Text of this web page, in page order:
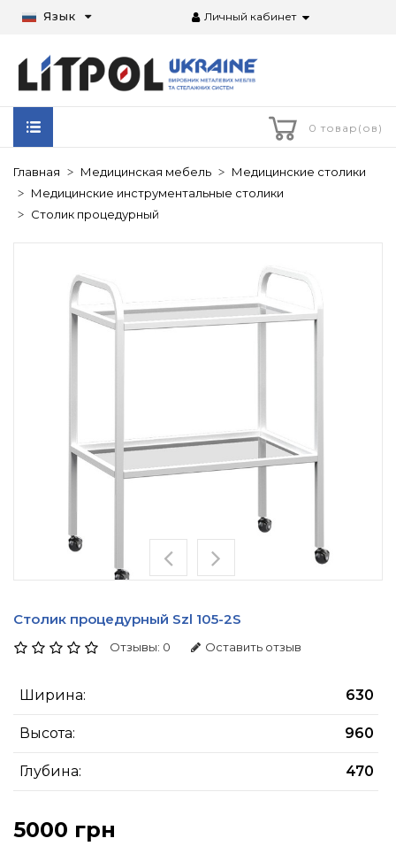
Язык Личный кабинет
0 товар(ов)
Главная Медицинская мебель
Медицинские столики
Медицинские инструментальные столики
Столик процедурный
Столик процедурный Szl 105-2S
Отзывы: 0 Оставить отзыв
Ширина: 630
Высота: 960
Глубина: 470
5000 грн